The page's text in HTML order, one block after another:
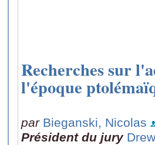
Recherches sur
l'époque
par Bieganski, Nicolas
Président du jury